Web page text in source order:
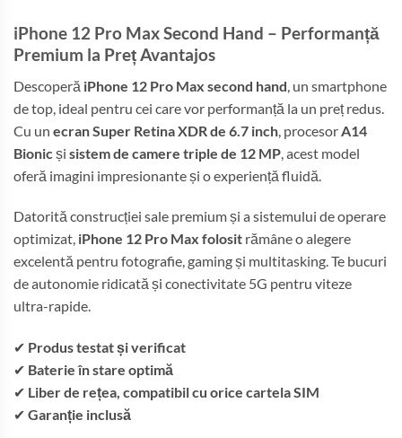
iPhone 12 Pro Max Second Hand – Performanță
Premium la Preț Avantajos
Descoperă iPhone 12 Pro Max second hand , un smartphone
de top, ideal pentru cei care vor performanță la un preț redus.
Cu un ecran Super Retina XDR de 6.7 inch , procesor A14
Bionic și sistem de camere triple de 12 MP , acest model
oferă imagini impresionante și o experiență fluidă.
Datorită construcției sale premium și a sistemului de operare
optimizat, iPhone 12 Pro Max folosit rămâne o alegere
excelentă pentru fotografie, gaming și multitasking. Te bucuri
de autonomie ridicată și conectivitate 5G pentru viteze
ultra-rapide.
✔ Produs testat și verificat
✔ Baterie în stare optimă
✔ Liber de rețea, compatibil cu orice cartela SIM
✔ Garanție inclusă